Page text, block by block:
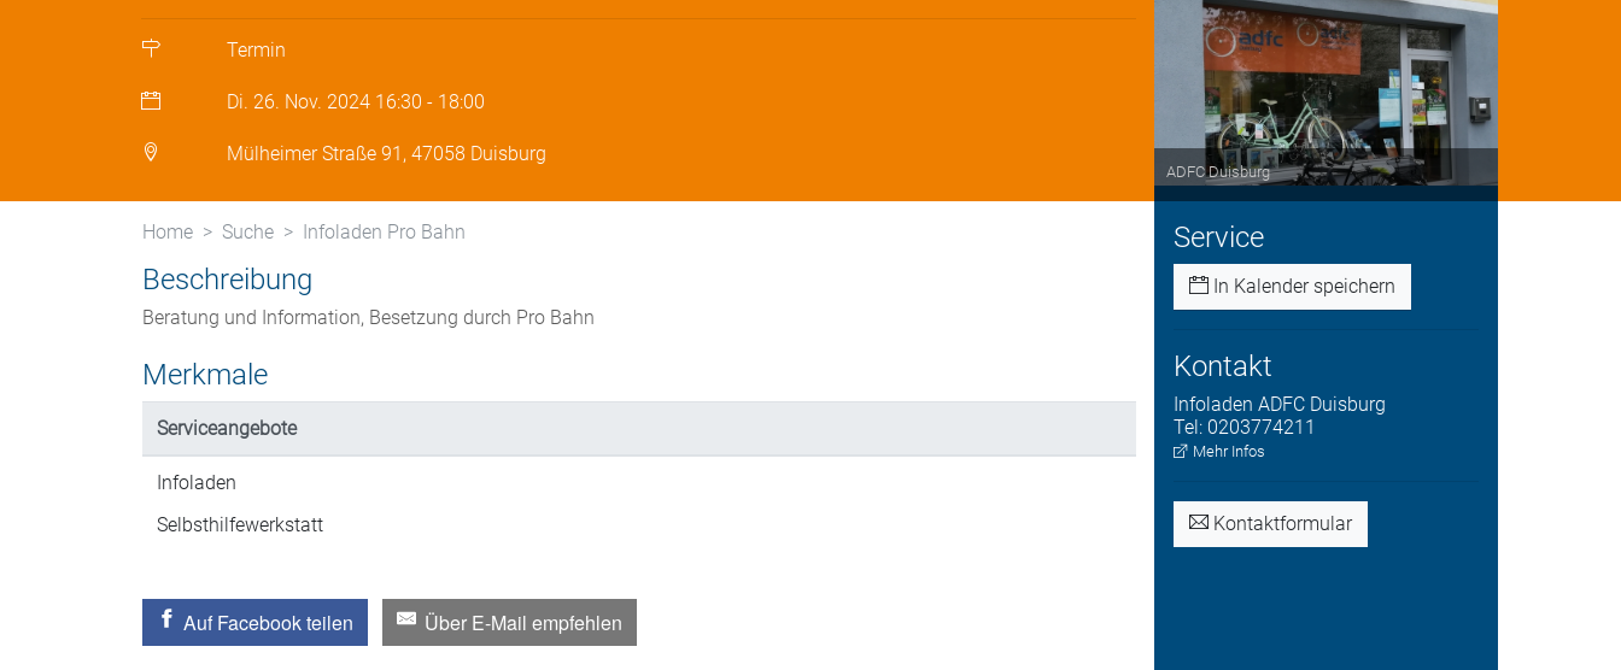
Termin
Di. 26. Nov. 2024 16:30 - 18:00
Mülheimer Straße 91, 47058 Duisburg
ADFC Duisburg
Service
In Kalender speichern
Kontakt
Infoladen ADFC Duisburg
Tel: 0203774211
Mehr Infos
Kontaktformular
Home Suche Infoladen Pro Bahn
Beschreibung
Beratung und Information, Besetzung durch Pro Bahn
Merkmale
Serviceangebote
Infoladen
Selbsthilfewerkstatt
Auf Facebook teilen Über E-Mail empfehlen